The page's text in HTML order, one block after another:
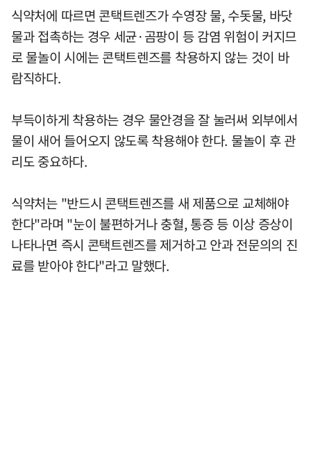
식약처에 따르면 콘택트렌즈가 수영장 물, 수돗물, 바닷
물과 접촉하는 경우 세균·곰팡이 등 감염 위험이 커지므
로 물놀이 시에는 콘택트렌즈를 착용하지 않는 것이 바
람직하다.
부득이하게 착용하는 경우 물안경을 잘 눌러써 외부에서
물이 새어 들어오지 않도록 착용해야 한다. 물놀이 후 관
리도 중요하다.
식약처는 "반드시 콘택트렌즈를 새 제품으로 교체해야
한다"라며 "눈이 불편하거나 충혈, 통증 등 이상 증상이
나타나면 즉시 콘택트렌즈를 제거하고 안과 전문의의 진
료를 받아야 한다"라고 말했다.